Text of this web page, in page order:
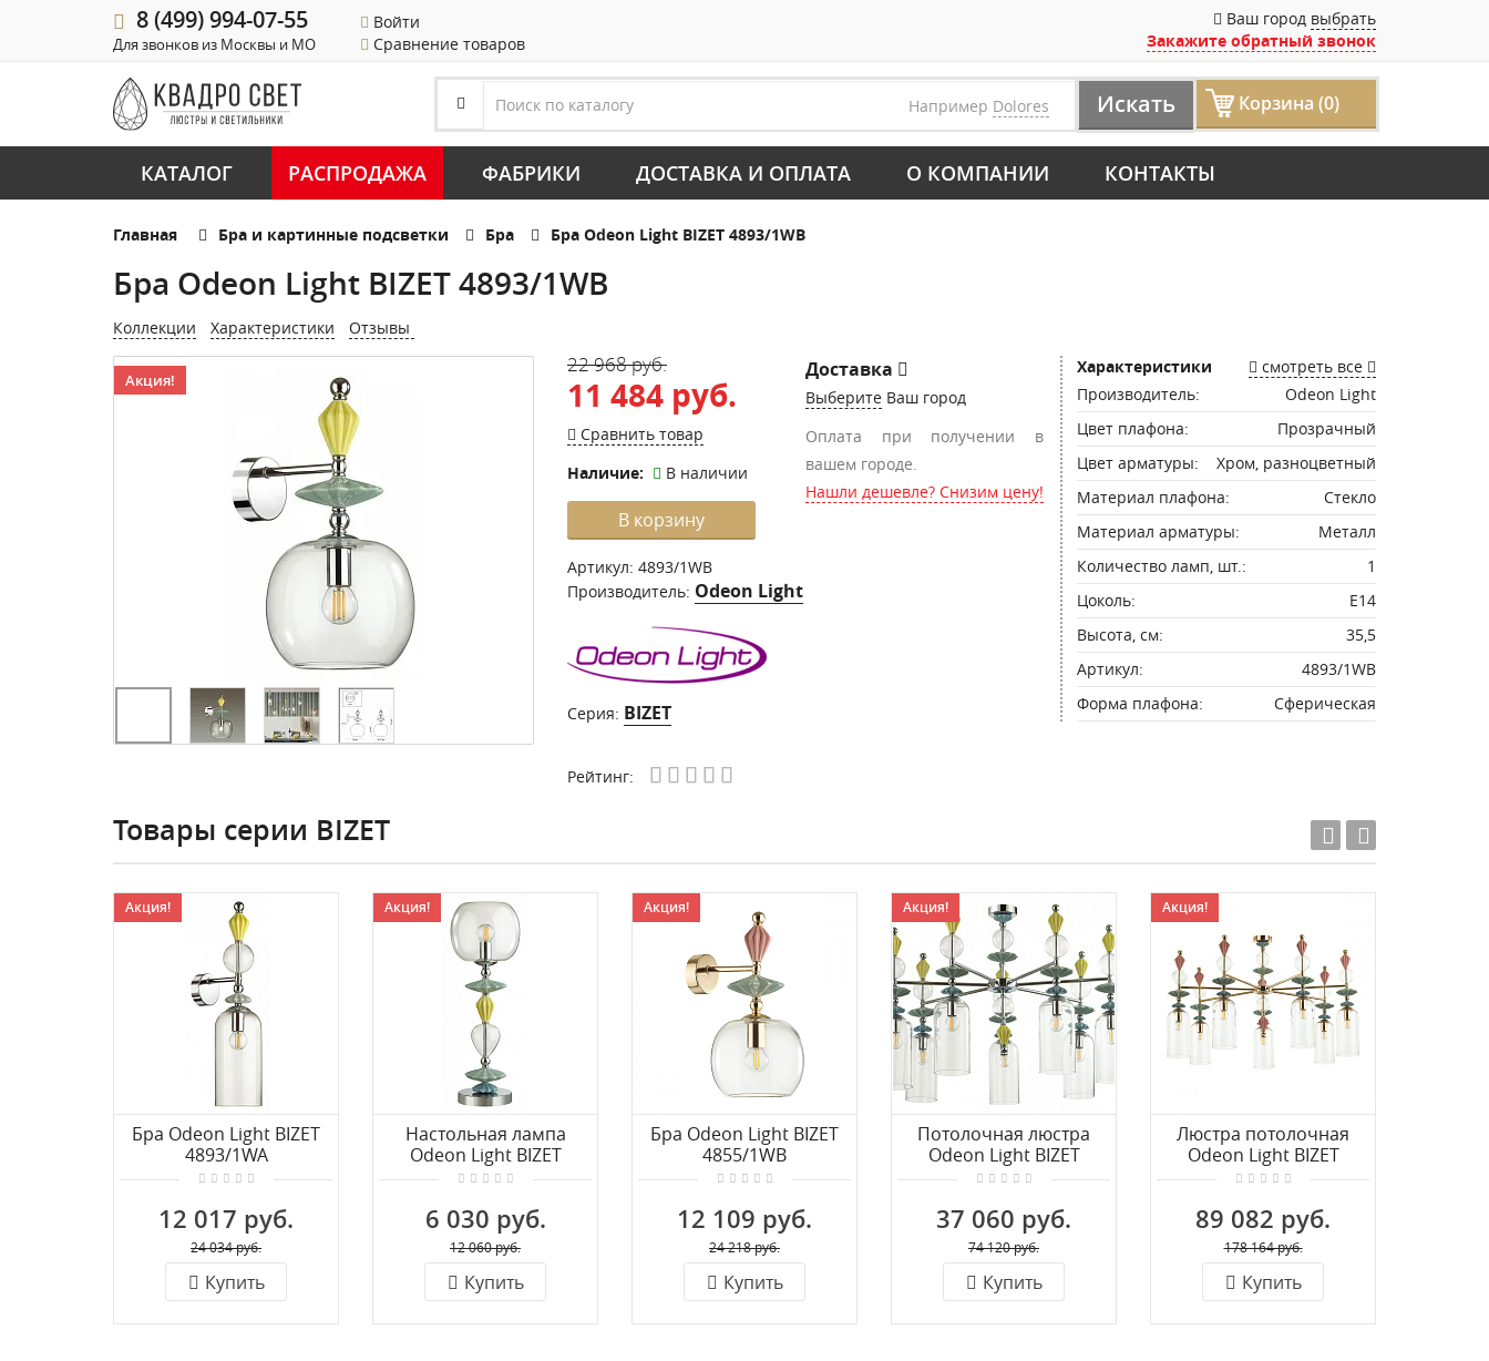
8 (499) 994-07-55
Для звонков из Москвы и МО
Войти
Сравнение товаров
Ваш город выбрать
Закажите обратный звонок
Например Dolores Искать Корзина (0)
КАТАЛОГ РАСПРОДАЖА ФАБРИКИ ДОСТАВКА И ОПЛАТА О КОМПАНИИ КОНТАКТЫ
Главная Бра и картинные подсветки Бра Бра Odeon Light BIZET 4893/1WB
Бра Odeon Light BIZET 4893/1WB
Коллекции Характеристики Отзывы
Акция!
22 968 руб.
11 484 руб.
Сравнить товар
Наличие:
В наличии
В корзину
Артикул: 4893/1WB
Производитель: Odeon Light
Серия: BIZET
Доставка
Выберите Ваш город
Оплата при получении в
вашем городе.
Нашли дешевле? Снизим цену!
Рейтинг:
Характеристики
смотреть все
Производитель:
Odeon Light
Цвет плафона:
Прозрачный
Цвет арматуры:
Хром, разноцветный
Материал плафона:
Стекло
Материал арматуры:
Металл
Количество ламп, шт.:
1
Цоколь:
E14
Высота, см:
35,5
Артикул:
4893/1WB
Форма плафона:
Сферическая
Товары серии BIZET
Акция!
Бра Odeon Light BIZET
4893/1WA
12 017 руб.
24 034 руб.
Купить
Акция!
Настольная лампа
Odeon Light BIZET
4893/1T
6 030 руб.
12 060 руб.
Купить
Акция!
Бра Odeon Light BIZET
4855/1WB
12 109 руб.
24 218 руб.
Купить
Акция!
Потолочная люстра
Odeon Light BIZET
4893/7C
37 060 руб.
74 120 руб.
Купить
Акция!
Люстра потолочная
Odeon Light BIZET
4855/7C
89 082 руб.
178 164 руб.
Купить